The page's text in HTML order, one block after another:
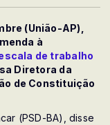
(União-AP),
à
de trabalho
Diretora da
de Constituição
(PSD-BA), disse